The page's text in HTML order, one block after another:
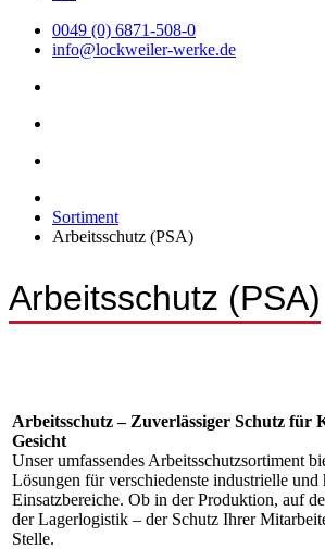
0049 (0) 6871-508-0
info@lockweiler-werke.de
Sortiment
Arbeitsschutz (PSA)
Arbeitsschutz (PSA)
Arbeitsschutz – Zuverlässiger Schutz für
Gesicht
Unser umfassendes Arbeitsschutzsortiment
Lösungen für verschiedenste industrielle
Einsatzbereiche. Ob in der Produktion, auf
der Lagerlogistik – der Schutz Ihrer
Stelle.